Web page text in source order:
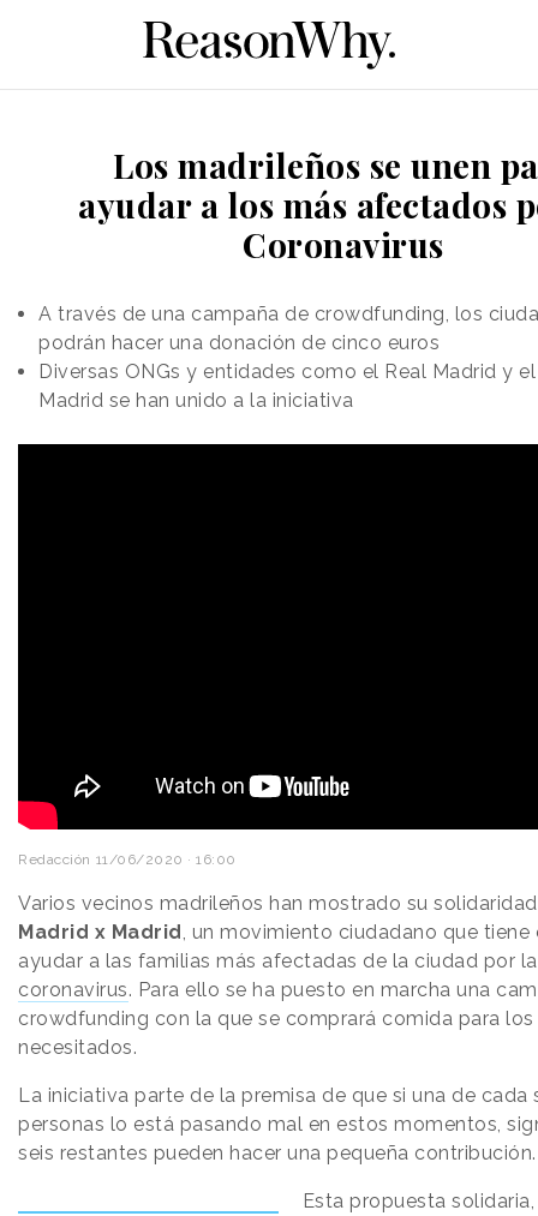
Los madrileños se unen
ayudar a los más afectados
Coronavirus
A través de una campaña de crowdfunding, los
podrán hacer una donación de cinco euros
Diversas ONGs y entidades como el Real Madrid y
Madrid se han unido a la iniciativa
Redacción 11/06/2020 · 16:00
Varios vecinos madrileños han mostrado su
Madrid x Madrid , un movimiento ciudadano que
ayudar a las familias más afectadas de la ciudad por
coronavirus. Para ello se ha puesto en marcha una
crowdfunding con la que se comprará comida para
necesitados.
La iniciativa parte de la premisa de que si una de cada
personas lo está pasando mal en estos momentos,
seis restantes pueden hacer una pequeña contribución.
Esta propuesta